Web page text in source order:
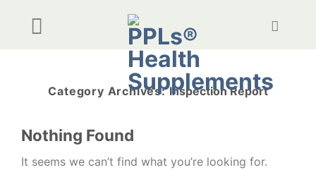
Category Archives:Inspection Report
Nothing Found
It seems we can’t find what you’re looking for.